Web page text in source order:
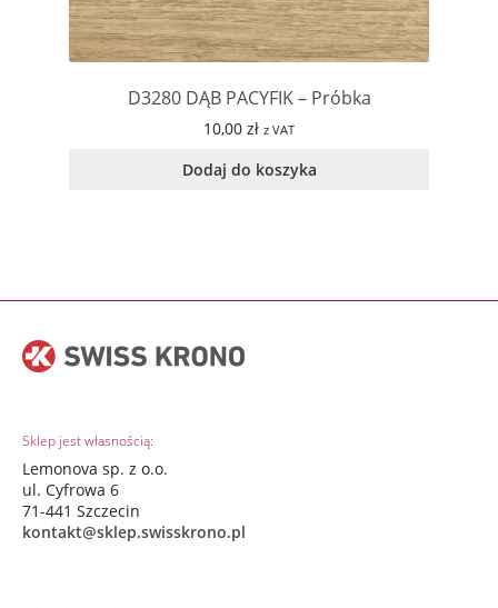
D3280 DĄB PACYFIK – Próbka
10,00 zł z VAT
Dodaj do koszyka
Sklep jest własnością:
Lemonova sp. z o.o.
ul. Cyfrowa 6
71-441 Szczecin
kontakt@sklep.swisskrono.pl